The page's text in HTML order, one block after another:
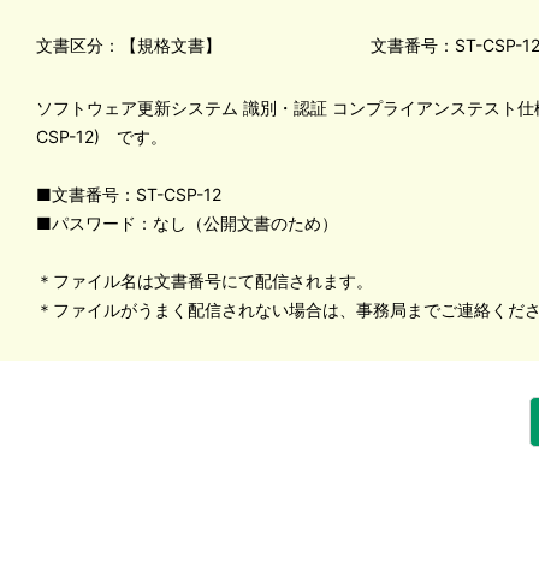
文書区分：【規格文書】 文書番号：ST-CSP-12
ソフトウェア更新システム 識別・認証 コンプライアンステスト仕
CSP-12) です。
■文書番号：ST-CSP-12
■パスワード：なし（公開文書のため）
＊ファイル名は文書番号にて配信されます。
＊ファイルがうまく配信されない場合は、事務局までご連絡くだ